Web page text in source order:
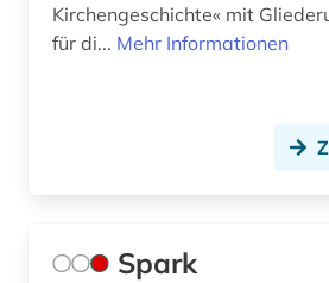
Kirchengeschichte« mit
für di... Mehr Informationen
Spark